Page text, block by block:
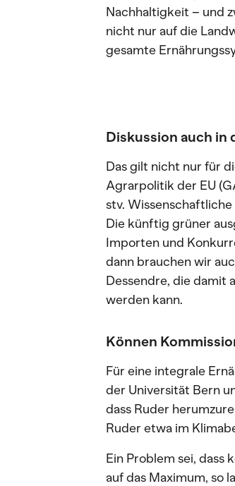
Nachhaltigkeit – und
nicht nur auf die
gesamte
Diskussion auch in
Das gilt nicht nur für
Agrarpolitik der EU
stv.
Die künftig grüner
Importen und
dann brauchen wir
Dessendre, die damit
werden kann.
Können
Für eine integrale
der Universität Bern
dass Ruder
Ruder etwa im
Ein Problem sei,
auf das Maximum, so